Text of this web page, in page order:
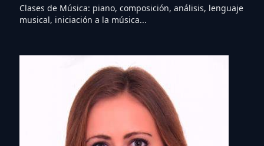
Clases de Música: piano, composición, análisis, lenguaje
musical, iniciación a la música...